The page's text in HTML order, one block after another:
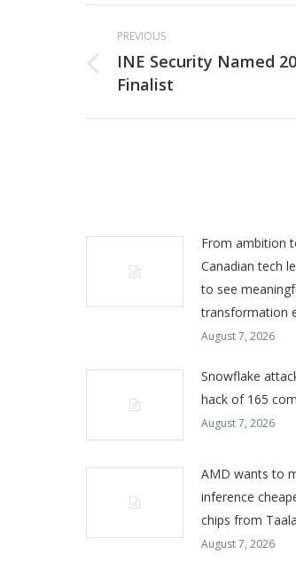
Post
navigation
PREVIOUS
Previous
post:
INE Security Named
Finalist
From ambition
Canadian tech
to see
transformation
August 7, 2026
Snowflake
hack of 165
August 7, 2026
AMD wants to
inference
chips from
August 7, 2026